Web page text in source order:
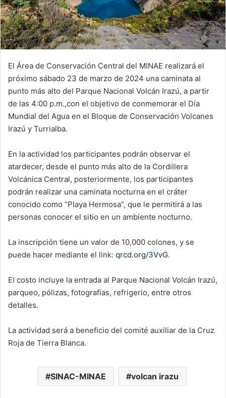
El Área de Conservación Central del MINAE realizará el
próximo sábado 23 de marzo de 2024 una caminata al
punto más alto del Parque Nacional Volcán Irazú, a partir
de las 4:00 p.m.,con el objetivo de conmemorar el Día
Mundial del Agua en el Bloque de Conservación Volcanes
Irazú y Turrialba.
En la actividad los participantes podrán observar el
atardecer, desde el punto más alto de la Cordillera
Volcánica Central, posteriormente, los participantes
podrán realizar una caminata nocturna en el cráter
conocido como “Playa Hermosa”, que le permitirá a las
personas conocer el sitio en un ambiente nocturno.
La inscripción tiene un valor de 10,000 colones, y se
puede hacer mediante el link: qrcd.org/3VvG.
El costo incluye la entrada al Parque Nacional Volcán Irazú,
parqueo, pólizas, fotografías, refrigerio, entre otros
detalles.
La actividad será a beneficio del comité auxiliar de la Cruz
Roja de Tierra Blanca.
SINAC-MINAE volcan irazu